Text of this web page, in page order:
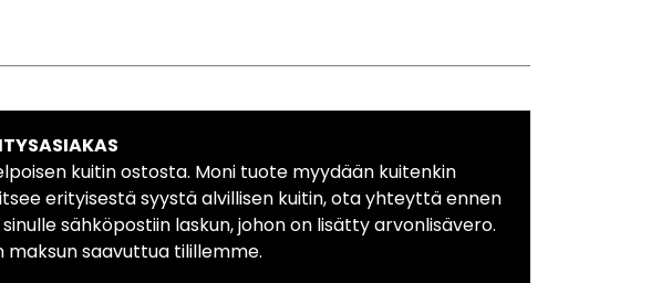
kuitin ostosta. Moni tuote myydään kuitenkin
erityisestä syystä alvillisen kuitin, ota yhteyttä ennen
sähköpostiin laskun, johon on lisätty arvonlisävero.
saavuttua tilillemme.